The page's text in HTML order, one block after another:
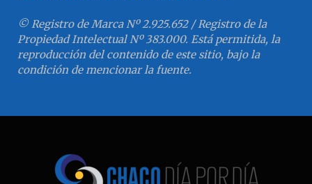
© Registro de Marca Nº 2.925.652 / Registro de la
Propiedad Intelectual Nº 383.000. Está permitida, la
reproducción del contenido de este sitio, bajo la
condición de mencionar la fuente.